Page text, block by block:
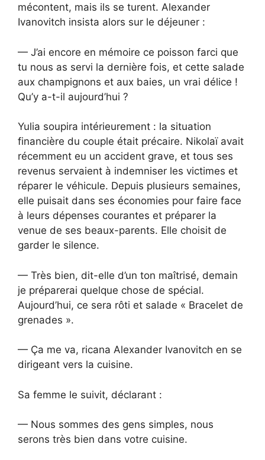
mécontent, mais ils se turent. Alexander
Ivanovitch insista alors sur le déjeuner :
— J’ai encore en mémoire ce poisson farci que
tu nous as servi la dernière fois, et cette salade
aux champignons et aux baies, un vrai délice !
Qu’y a-t-il aujourd’hui ?
Yulia soupira intérieurement : la situation
financière du couple était précaire. Nikolaï avait
récemment eu un accident grave, et tous ses
revenus servaient à indemniser les victimes et
réparer le véhicule. Depuis plusieurs semaines,
elle puisait dans ses économies pour faire face
à leurs dépenses courantes et préparer la
venue de ses beaux-parents. Elle choisit de
garder le silence.
— Très bien, dit-elle d’un ton maîtrisé, demain
je préparerai quelque chose de spécial.
Aujourd’hui, ce sera rôti et salade « Bracelet de
grenades ».
— Ça me va, ricana Alexander Ivanovitch en se
dirigeant vers la cuisine.
Sa femme le suivit, déclarant :
— Nous sommes des gens simples, nous
serons très bien dans votre cuisine.